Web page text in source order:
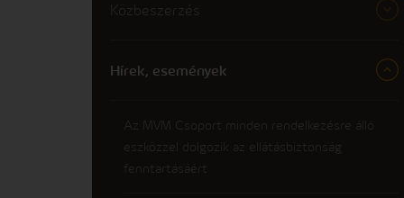
Közbeszerzés
Hírek, események
Az MVM Csoport minden rendelkezésre álló
eszközzel dolgozik az ellátásbiztonság
fenntartásáért